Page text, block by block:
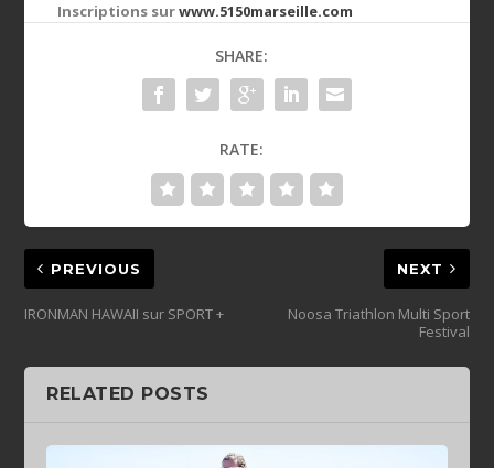
Inscriptions surwww.5150marseille.com
SHARE:
RATE:
PREVIOUS
IRONMAN HAWAII sur SPORT +
NEXT
Noosa Triathlon Multi Sport
Festival
RELATED POSTS